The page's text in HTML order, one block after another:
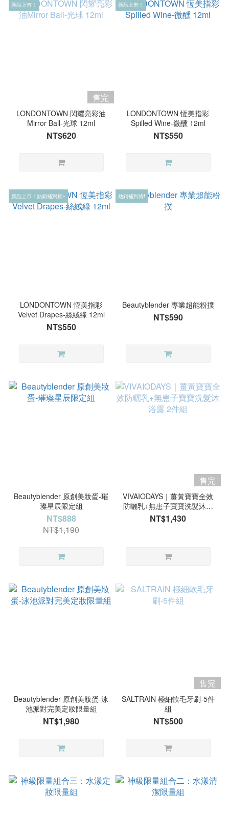
新品上市！
售完
LONDONTOWN 閃耀亮彩油
Mirror Ball-光球 12ml
NT$620
新品上市！
LONDONTOWN 恆美指彩
Spilled Wine-微醺 12ml
NT$550
新品上市！熱銷補到貨~
LONDONTOWN 恆美指彩
Velvet Drapes-絲絨綠 12ml
NT$550
熱銷補到貨!
Beautyblender 專業超能粉撲
NT$590
Beautyblender 原創美妝蛋-璀
璨星辰限定組
NT$888
NT$1,190
售完
VIVAIODAYS｜薑黃寶寶全效
防曬乳+無患子寶寶洗髮沐浴
露 2件組
NT$1,430
Beautyblender 原創美妝蛋-泳
池派對完美定妝限量組
NT$1,980
售完
SALTRAIN 極細軟毛牙刷-5件
組
NT$500